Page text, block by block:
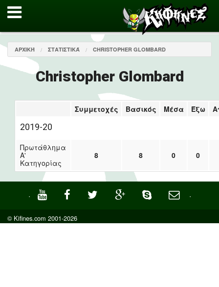
ΑΡΧΙΚΉ ΣΤΑΤΙΣΤΙΚΆ CHRISTOPHER GLOMBARD
Christopher Glombard
Συμμετοχές Βασικός Μέσα Έξω
2019-20
Πρωτάθλημα
Α'
Κατηγορίας
8 8 0 0
· ·
© Kifines.com 2001-2026